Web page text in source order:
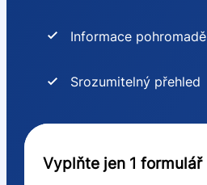
Informace pohromadě
Srozumitelný přehled
Vyplňte jen 1 formulář